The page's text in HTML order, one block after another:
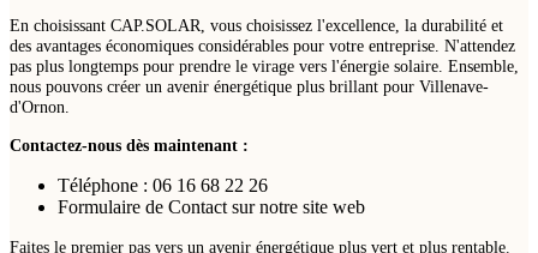
En choisissant CAP.SOLAR, vous choisissez l'excellence, la durabilité et
des avantages économiques considérables pour votre entreprise. N'attendez
pas plus longtemps pour prendre le virage vers l'énergie solaire. Ensemble,
nous pouvons créer un avenir énergétique plus brillant pour Villenave-
d'Ornon.
Contactez-nous dès maintenant :
Téléphone : 06 16 68 22 26
Formulaire de Contact sur notre site web
Faites le premier pas vers un avenir énergétique plus vert et plus rentable.